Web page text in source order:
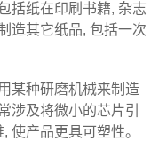
括纸在印刷书籍, 杂志
造其它纸品, 包括一次
某种研磨机械来制造
涉及将微小的芯片引
使产品更具可塑性。